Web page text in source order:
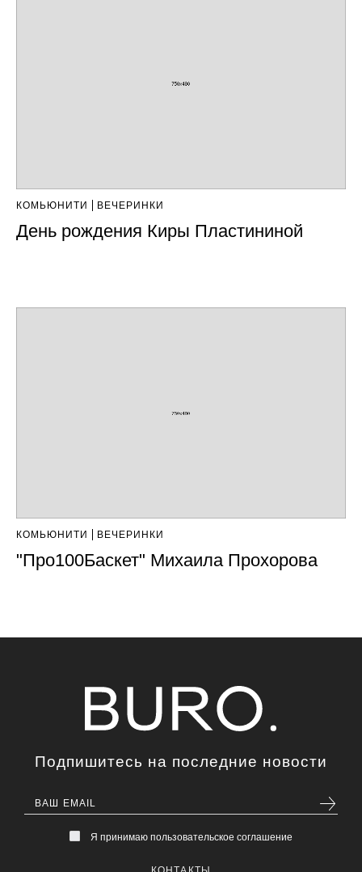
КОМЬЮНИТИ ВЕЧЕРИНКИ
День рождения Киры Пластининой
КОМЬЮНИТИ ВЕЧЕРИНКИ
"Про100Баскет" Михаила Прохорова
Подпишитесь на последние новости
Я принимаю пользовательское соглашение